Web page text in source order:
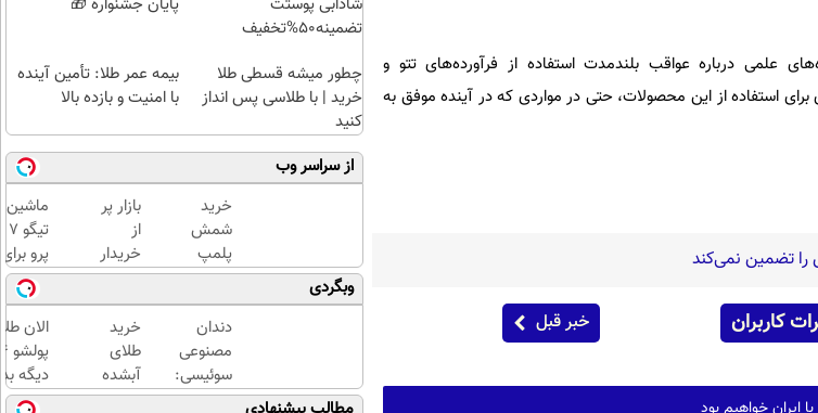
علمی درباره عواقب بلندمدت استفاده از فرآورده‌های تتو و
استفاده از این محصولات، حتی در مواردی که در آینده موفق به
را تضمین نمی‌کند
کاربران خبر قبل
تضمینه50%تخفیف
چطور میشه قسطی طلا
خرید | با طلاسی پس انداز
کنید
بیمه عمر طلا: تأمین آینده
با امنیت و بازده بالا
از سراسر وب
خرید
شمش
پلمپ
طلاسی،
از ۰.۵
گرم تا
۱۰ گرم
بازار پر
از
خریدار
پژو
پارس
شده!!!
ماشینتو
اینجا به
راحتی
ماشین
تیگو 7
پرو برای
فروش
داری؟
اینجا
سریع
وبگردی
دندان
مصنوعی
سوئیسی:
جدیدترین
خرید
طلای
آبشده
حتی با
الان
دیگه